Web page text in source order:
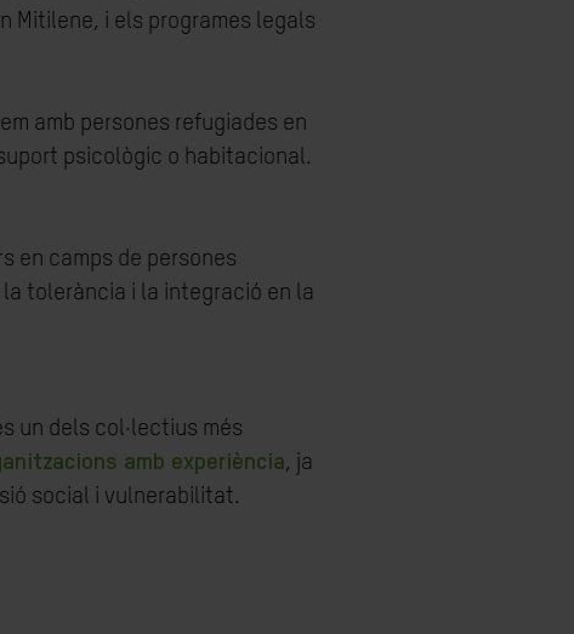
Mitilene, i els programes legals
amb persones refugiades en
psicològic o habitacional.
en camps de persones
tolerància i la integració en la
un dels col·lectius més
amb experiència, ja
social i vulnerabilitat.